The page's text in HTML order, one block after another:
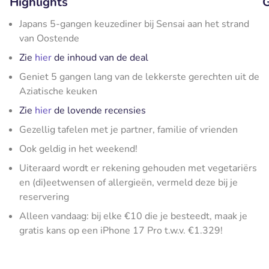
Japans 5-gangen keuzediner bij Sensai aan het strand
van Oostende
Zie hierde inhoud van de deal
Geniet 5 gangen lang van de lekkerste gerechten uit de
Aziatische keuken
Zie hierde lovende recensies
Gezellig tafelen met je partner, familie of vrienden
Ook geldig in het weekend!
Uiteraard wordt er rekening gehouden met vegetariërs
en (di)eetwensen of allergieën, vermeld deze bij je
reservering
Alleen vandaag: bij elke €10 die je besteedt, maak je
gratis kans op een iPhone 17 Pro t.w.v. €1.329!